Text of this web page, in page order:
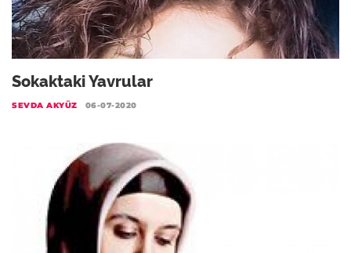
Sokaktaki Yavrular
SEVDA AKYÜZ 06-07-2020